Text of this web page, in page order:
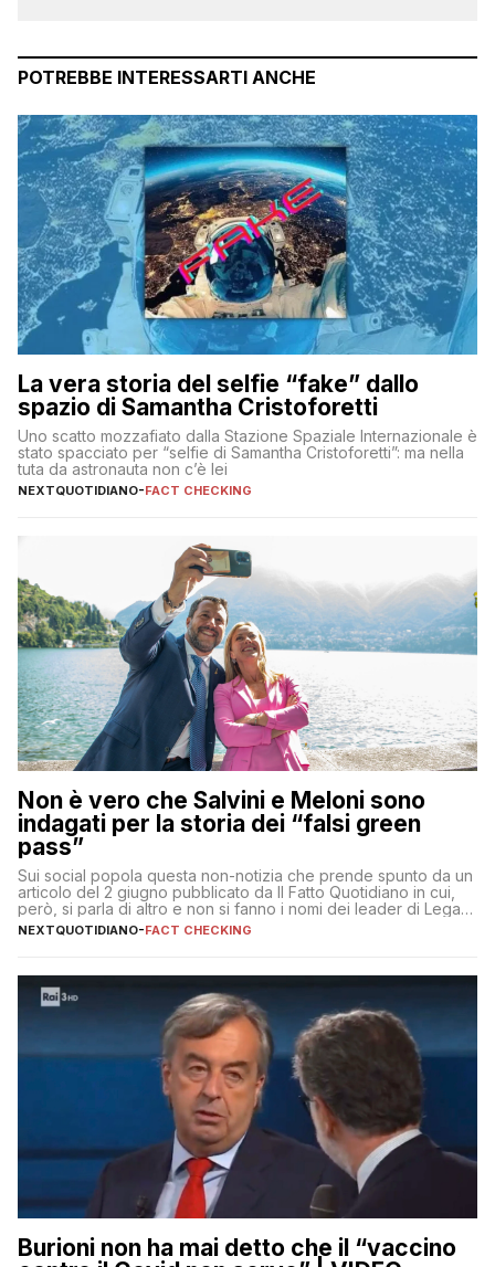
POTREBBE INTERESSARTI ANCHE
La vera storia del selfie “fake” dallo
spazio di Samantha Cristoforetti
Uno scatto mozzafiato dalla Stazione Spaziale Internazionale è
stato spacciato per “selfie di Samantha Cristoforetti”: ma nella
tuta da astronauta non c’è lei
NEXTQUOTIDIANO-FACT CHECKING
Non è vero che Salvini e Meloni sono
indagati per la storia dei “falsi green
pass”
Sui social popola questa non-notizia che prende spunto da un
articolo del 2 giugno pubblicato da Il Fatto Quotidiano in cui,
però, si parla di altro e non si fanno i nomi dei leader di Lega e
Fratelli d’Italia
NEXTQUOTIDIANO-FACT CHECKING
Burioni non ha mai detto che il “vaccino